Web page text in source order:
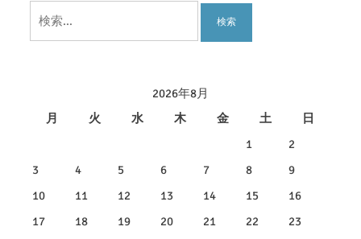
2026年8月
月
火 水 木 金 土
日
1
2
3
4 5 6 7 8
9
10
11 12 13 14 15
16
17
18 19 20 21 22
23